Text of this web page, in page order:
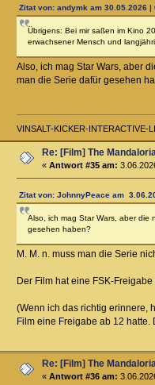
Zitat von: andymk am 30.05.2026 |
Übrigens: Bei mir saßen im Kino
erwachsener Mensch und
Also, ich mag Star Wars, aber
man die Serie dafür gesehen
VINSALT-KICKER-INTERACTIVE-
Re: [Film] The
«Antwort #35 am:
Zitat von: JohnnyPeace am
Also, ich mag Star Wars, aber die
gesehen haben?
M. M. n. muss man die Serie
Der Film hat eine FSK-
(Wenn ich das richtig erinnere,
Film eine Freigabe ab 12
Re: [Film] The
«Antwort #36 am: